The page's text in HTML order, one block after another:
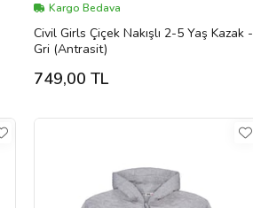
Kargo Bedava
Civil Girls Çiçek Nakışlı 2-5 Yaş Kazak -
Gri (Antrasit)
749,00 TL